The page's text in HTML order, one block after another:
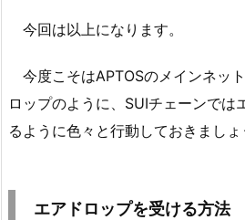
今回は以上になります。
今度こそはAPTOSのメインネッ
ロップのように、SUIチェーンでは
るように色々と行動しておきましょ
エアドロップを受ける方法